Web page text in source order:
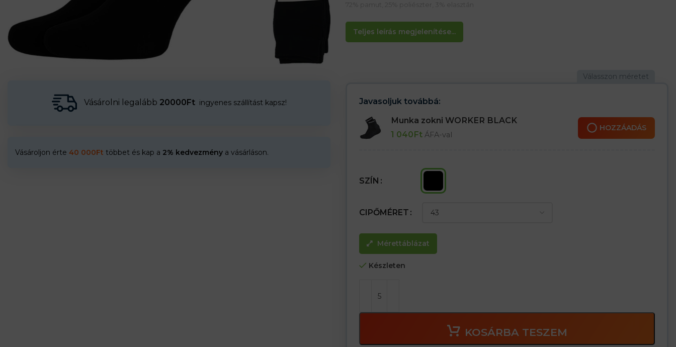
Vásárolni legalább 20000Ft ingyenes szállítást kapsz!
Vásároljon érte 40 000Ft többet és kap a 2% kedvezmény a vásárláson.
Teljes leírás megjelenítése...
72% pamut, 25% poliészter, 3% elasztán
Jellemzők:
– A lapos varrások megakadályozzák a lábujjak kidörzsölődését, még extrém körülmények között
is
Javasoljuk továbbá:
Munka zokni WORKER BLACK
1 040Ft ÁFA-val
HOZZÁADÁS
SZÍN
CIPŐMÉRET
Mérettáblázat
Készleten
KOSÁRBA TESZEM